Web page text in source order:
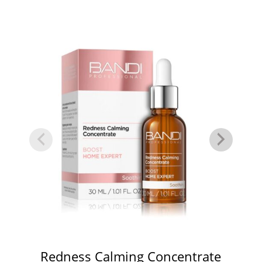
Redness Calming Concentrate